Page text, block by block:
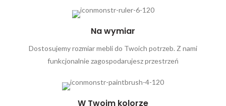
Na wymiar
Dostosujemy rozmiar mebli do Twoich potrzeb. Z nami
funkcjonalnie zagospodarujesz przestrzeń
W Twoim kolorze